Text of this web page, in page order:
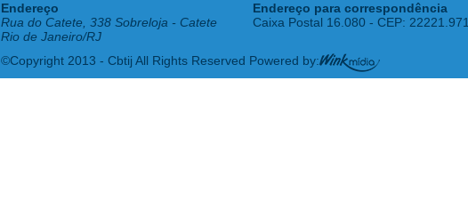
Endereço
Rua do Catete, 338 Sobreloja - Catete
Rio de Janeiro/RJ
Endereço para correspondência
Caixa Postal 16.080 - CEP: 22221.971
©Copyright 2013 - Cbtij All Rights Reserved Powered by: